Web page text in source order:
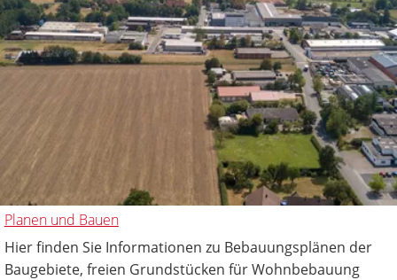
Planen und Bauen
Hier finden Sie Informationen zu Bebauungsplänen der
Baugebiete, freien Grundstücken für Wohnbebauung